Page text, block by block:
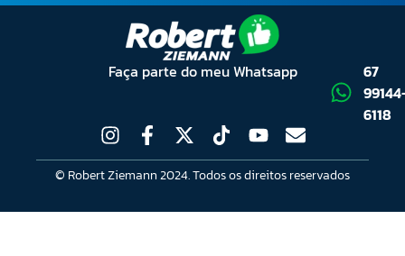
Faça parte do meu Whatsapp
67
6118
© Robert Ziemann 2024. Todos os direitos reservados